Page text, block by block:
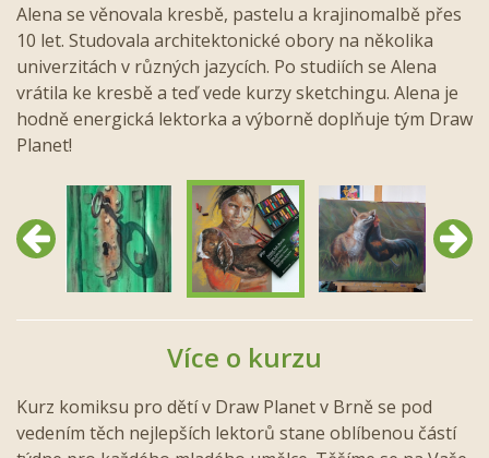
Alena se věnovala kresbě, pastelu a krajinomalbě přes
10 let. Studovala architektonické obory na několika
univerzitách v různých jazycích. Po studiích se Alena
vrátila ke kresbě a teď vede kurzy sketchingu. Alena je
hodně energická lektorka a výborně doplňuje tým Draw
Planet!
Předchozí Další
Více o kurzu
Kurz komiksu pro dětí v Draw Planet v Brně se pod
vedením těch nejlepších lektorů stane oblíbenou částí